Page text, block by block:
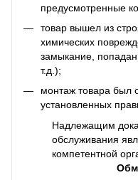
предусмотренные
товар вышел из
химических
замыкание,
т.д.);
монтаж товара был
установленных
Надлежащим
обслуживания
компетентной